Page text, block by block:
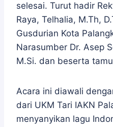
selesai. Turut hadir
Raya, Telhalia, M.Th,
Gusdurian Kota
Narasumber Dr. Asep
M.Si. dan beserta
Acara ini diawali
dari UKM Tari IAKN
menyanyikan lagu